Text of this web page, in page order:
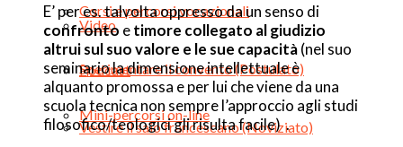
Video
Podcast
Mini-percorsi on-line
Corsi e percorsi vocazionali
Sperimentare il convento (Postulato)
Vestire il saio francescano (Noviziato)
E’ per es. talvolta oppresso da un senso di
confronto etimore collegato al giudizio
altrui sul suo valore e le sue capacità(nel suo
seminario la dimensione intellettuale è
alquanto promossa e per lui che viene da una
scuola tecnica non sempre l’approccio agli studi
filosofico/teologici gli risulta facile) .